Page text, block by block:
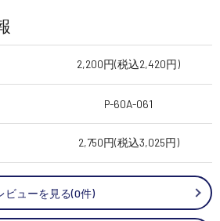
2,200円(税込2,420円)
P-60A-061
2,750円(税込3,025円)
ビューを見る(0件)